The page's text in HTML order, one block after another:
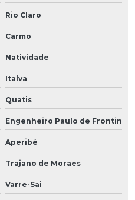
Rio Claro
Carmo
Natividade
Italva
Quatis
Engenheiro Paulo de Frontin
Aperibé
Trajano de Moraes
Varre-Sai